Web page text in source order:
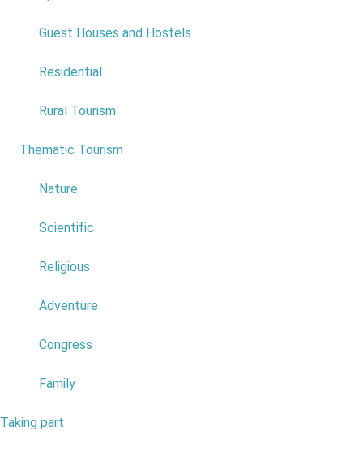
Guest Houses and Hostels
Residential
Rural Tourism
Thematic Tourism
Nature
Scientific
Religious
Adventure
Congress
Family
Taking part
15 Março
Entrada Livre
more...